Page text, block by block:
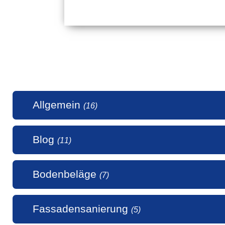
Allgemein (16)
50
Blog (11)
Alte
Bodenbeläge (7)
Fassadensanierung (5)